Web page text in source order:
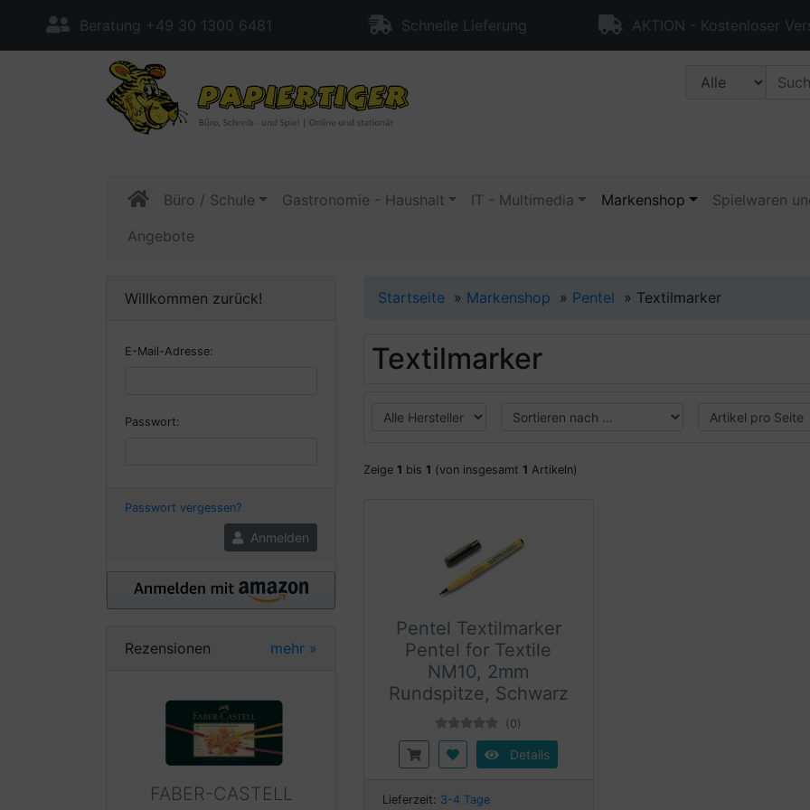
Beratung +49 30 1300 6481 Schnelle Lieferung AKTION - Kostenloser
Büro / Schule Gastronomie - Haushalt IT - Multimedia Markenshop
Spielwaren
Angebote
Willkommen zurück!
E-Mail-Adresse:
Passwort:
Passwort vergessen?
Anmelden
Rezensionen mehr »
FABER-CASTELL
Startseite » Markenshop » Pentel » Textilmarker
Textilmarker
Zeige 1 bis 1 (von insgesamt 1 Artikeln)
Pentel Textilmarker
Pentel for Textile
NM10, 2mm
Rundspitze, Schwarz
(0)
Details
Lieferzeit: 3-4 Tage